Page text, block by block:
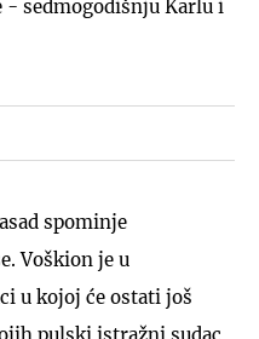
- sedmogodišnju Karlu i
spominje
Voškion je u
u kojoj će ostati još
pulski istražni sudac